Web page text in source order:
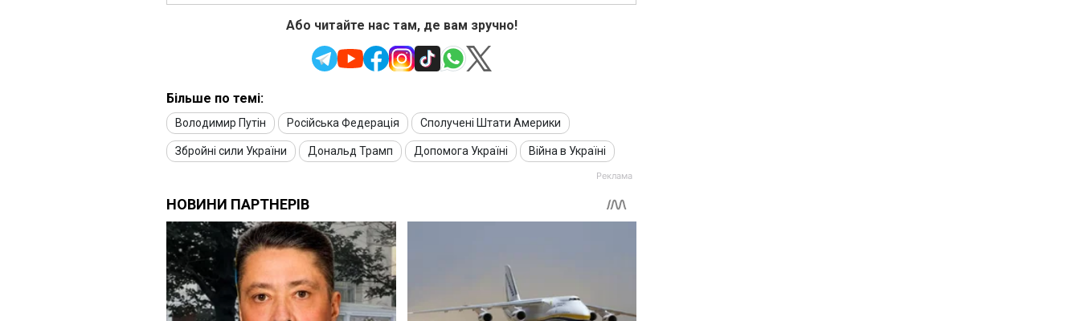
Або читайте нас там, де вам зручно!
Більше по темі:
Володимир Путін Російська Федерація Сполучені Штати Америки
Збройні сили України Дональд Трамп Допомога Україні Війна в Україні